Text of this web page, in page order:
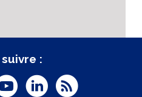
:
Y
L
R